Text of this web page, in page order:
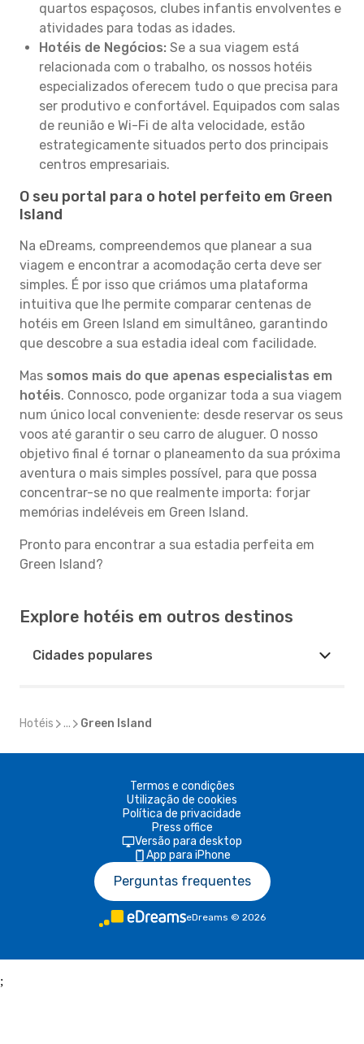
quartos espaçosos, clubes infantis envolventes e
atividades para todas as idades.
Hotéis de Negócios: Se a sua viagem está
relacionada com o trabalho, os nossos hotéis
especializados oferecem tudo o que precisa para
ser produtivo e confortável. Equipados com salas
de reunião e Wi-Fi de alta velocidade, estão
estrategicamente situados perto dos principais
centros empresariais.
O seu portal para o hotel perfeito em Green
Island
Na eDreams, compreendemos que planear a sua
viagem e encontrar a acomodação certa deve ser
simples. É por isso que criámos uma plataforma
intuitiva que lhe permite comparar centenas de
hotéis em Green Island em simultâneo, garantindo
que descobre a sua estadia ideal com facilidade.
Mas somos mais do que apenas especialistas em
hotéis. Connosco, pode organizar toda a sua viagem
num único local conveniente: desde reservar os seus
voos até garantir o seu carro de aluguer. O nosso
objetivo final é tornar o planeamento da sua próxima
aventura o mais simples possível, para que possa
concentrar-se no que realmente importa: forjar
memórias indeléveis em Green Island.
Pronto para encontrar a sua estadia perfeita em
Green Island?
Explore hotéis em outros destinos
Cidades populares
Hotéis ... Green Island
Termos e condições
Utilização de cookies
Política de privacidade
Press office
Versão para desktop
App para iPhone
Perguntas frequentes
eDreams © 2026
;